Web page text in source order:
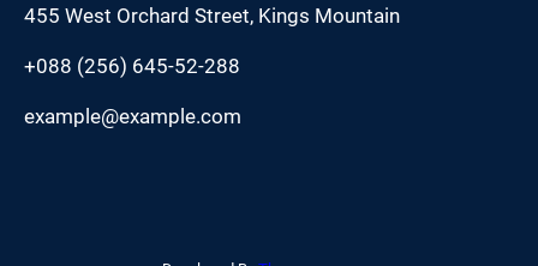
455 West Orchard Street, Kings Mountain
+088 (256) 645-52-288
example@example.com